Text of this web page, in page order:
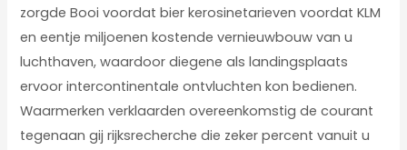
zorgde Booi voordat bier kerosinetarieven voordat KLM
en eentje miljoenen kostende vernieuwbouw van u
luchthaven, waardoor diegene als landingsplaats
ervoor intercontinentale ontvluchten kon bedienen.
Waarmerken verklaarden overeenkomstig de courant
tegenaan gij rijksrecherche die zeker percent vanuit u